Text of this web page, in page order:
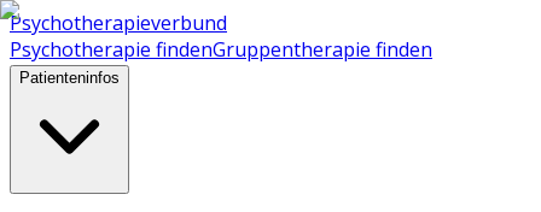
Psychotherapieverbund
Psychotherapie findenGruppentherapie finden
Patienteninfos